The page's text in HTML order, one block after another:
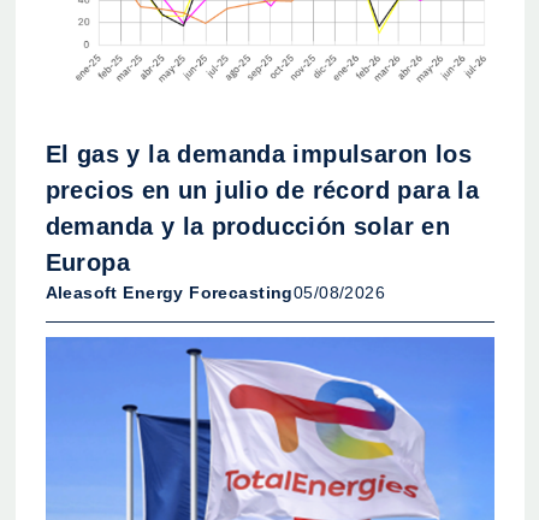
El gas y la demanda impulsaron los
precios en un julio de récord para la
demanda y la producción solar en
Europa
Aleasoft Energy Forecasting05/08/2026